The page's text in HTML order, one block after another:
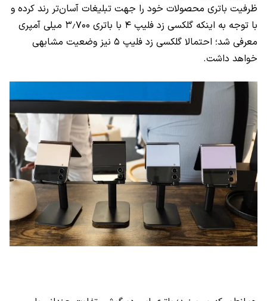
ظرفیت باتری محصولات خود را جهت تبلیغات آسان‌تر رند کرده و
با توجه به اینکه گلکسی زد فلیپ ۴ با باتری ۳٫۷۰۰ میلی آمپری
معرفی شد؛ احتمالا گلکسی زد فلیپ ۵ نیز وضعیت مشابهی
خواهد داشت.